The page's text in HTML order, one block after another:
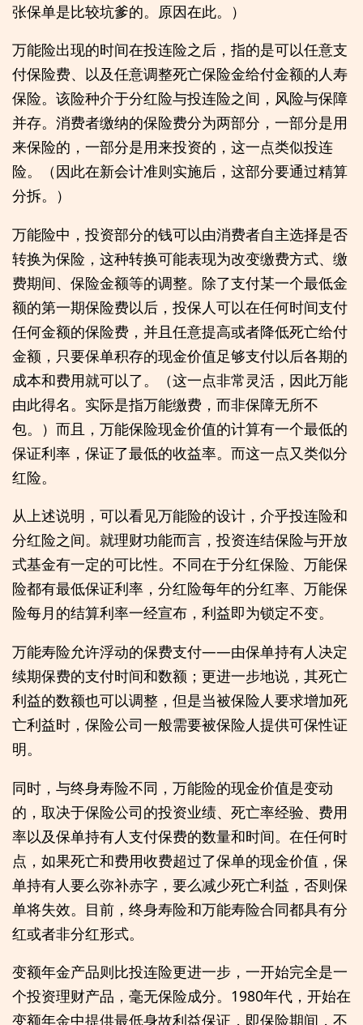
张保单是比较坑爹的。原因在此。）
万能险出现的时间在投连险之后，指的是可以任意支
付保险费、以及任意调整死亡保险金给付金额的人寿
保险。该险种介于分红险与投连险之间，风险与保障
并存。消费者缴纳的保险费分为两部分，一部分是用
来保险的，一部分是用来投资的，这一点类似投连
险。（因此在新会计准则实施后，这部分要通过精算
分拆。）
万能险中，投资部分的钱可以由消费者自主选择是否
转换为保险，这种转换可能表现为改变缴费方式、缴
费期间、保险金额等的调整。除了支付某一个最低金
额的第一期保险费以后，投保人可以在任何时间支付
任何金额的保险费，并且任意提高或者降低死亡给付
金额，只要保单积存的现金价值足够支付以后各期的
成本和费用就可以了。（这一点非常灵活，因此万能
由此得名。实际是指万能缴费，而非保障无所不
包。）而且，万能保险现金价值的计算有一个最低的
保证利率，保证了最低的收益率。而这一点又类似分
红险。
从上述说明，可以看见万能险的设计，介乎投连险和
分红险之间。就理财功能而言，投资连结保险与开放
式基金有一定的可比性。不同在于分红保险、万能保
险都有最低保证利率，分红险每年的分红率、万能保
险每月的结算利率一经宣布，利益即为锁定不变。
万能寿险允许浮动的保费支付——由保单持有人决定
续期保费的支付时间和数额；更进一步地说，其死亡
利益的数额也可以调整，但是当被保险人要求增加死
亡利益时，保险公司一般需要被保险人提供可保性证
明。
同时，与终身寿险不同，万能险的现金价值是变动
的，取决于保险公司的投资业绩、死亡率经验、费用
率以及保单持有人支付保费的数量和时间。在任何时
点，如果死亡和费用收费超过了保单的现金价值，保
单持有人要么弥补赤字，要么减少死亡利益，否则保
单将失效。目前，终身寿险和万能寿险合同都具有分
红或者非分红形式。
变额年金产品则比投连险更进一步，一开始完全是一
个投资理财产品，毫无保险成分。1980年代，开始在
变额年金中提供最低身故利益保证，即保险期间，不